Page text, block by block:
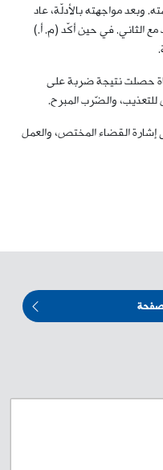
وبعد مواجهته بالأدلّة، عاد
الثاني. في حين أكّد (م. أ.)
حصلت نتيجة ضربة على
والضّرب المبرح.
إشارة القضاء المختص، والعمل